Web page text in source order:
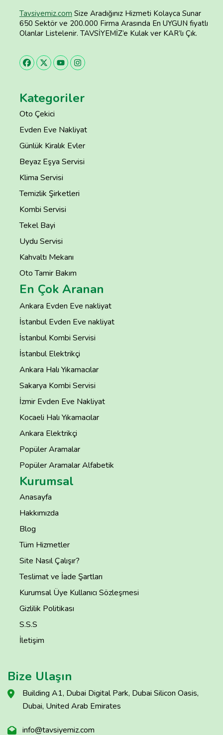
Tavsiyemiz.com Size Aradığınız Hizmeti Kolayca Sunar
650 Sektör ve 200.000 Firma Arasında En UYGUN fiyatlı
Olanlar Listelenir. TAVSİYEMİZ’e Kulak ver KAR’lı Çık.
Kategoriler
Oto Çekici
Evden Eve Nakliyat
Günlük Kiralık Evler
Beyaz Eşya Servisi
Klima Servisi
Temizlik Şirketleri
Kombi Servisi
Tekel Bayi
Uydu Servisi
Kahvaltı Mekanı
Oto Tamir Bakım
En Çok Aranan
Ankara Evden Eve nakliyat
İstanbul Evden Eve nakliyat
İstanbul Kombi Servisi
İstanbul Elektrikçi
Ankara Halı Yıkamacılar
Sakarya Kombi Servisi
İzmir Evden Eve Nakliyat
Kocaeli Halı Yıkamacılar
Ankara Elektrikçi
Popüler Aramalar
Popüler Aramalar Alfabetik
Kurumsal
Anasayfa
Hakkımızda
Blog
Tüm Hizmetler
Site Nasıl Çalışır?
Teslimat ve İade Şartları
Kurumsal Üye Kullanıcı Sözleşmesi
Gizlilik Politikası
S.S.S
İletişim
Bize Ulaşın
Building A1, Dubai Digital Park, Dubai Silicon Oasis,
Dubai, United Arab Emirates
info@tavsiyemiz.com